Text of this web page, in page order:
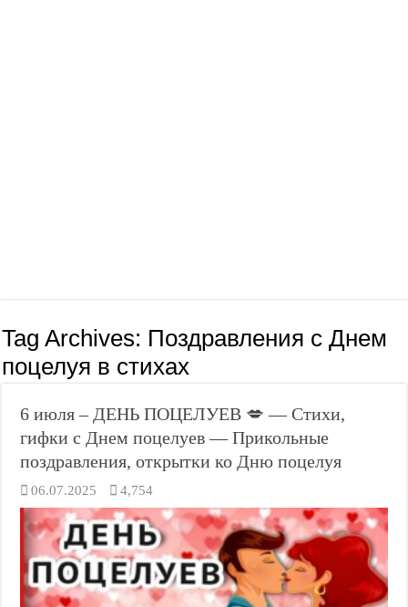
Tag Archives: Поздравления с Днем
поцелуя в стихах
6 июля – ДЕНЬ ПОЦЕЛУЕВ 💋 — Стихи,
гифки с Днем поцелуев — Прикольные
поздравления, открытки ко Дню поцелуя
06.07.2025 4,754